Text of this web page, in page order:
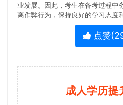
业发展。因此，考生在备考过程中
离作弊行为，保持良好的学习态度
点赞(
成人学历提